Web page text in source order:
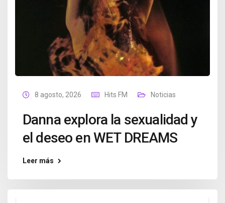
8 agosto, 2026 Hits FM Noticias
Danna explora la sexualidad y
el deseo en WET DREAMS
Leer más